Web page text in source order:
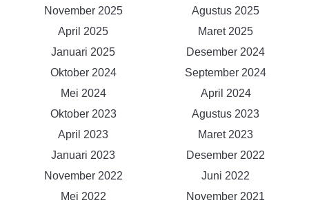
November 2025
Agustus 2025
April 2025
Maret 2025
Januari 2025
Desember 2024
Oktober 2024
September 2024
Mei 2024
April 2024
Oktober 2023
Agustus 2023
April 2023
Maret 2023
Januari 2023
Desember 2022
November 2022
Juni 2022
Mei 2022
November 2021